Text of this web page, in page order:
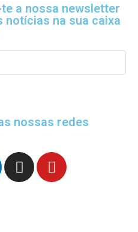
a nossa newsletter
notícias na sua caixa
nossas redes